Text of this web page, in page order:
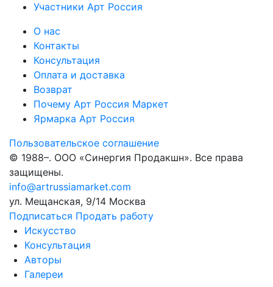
Участники Арт Россия
О нас
Контакты
Консультация
Оплата и доставка
Возврат
Почему Арт Россия Маркет
Ярмарка Арт Россия
Пользовательское соглашение
© 1988–. ООО «Синергия Продакшн». Все права
защищены.
info@artrussiamarket.com
ул. Мещанская, 9/14 Москва
Подписаться Продать работу
Искусство
Консультация
Авторы
Галереи